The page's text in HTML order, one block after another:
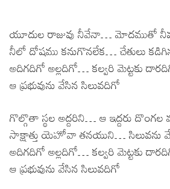
యూదుల రాజువు నీవేనా… మోదముతో
నీలో దోషము కనుగొనలేక… చేతులు
అదిగదిగో అల్లదిగో… కల్వరి మెట్టకు
ఆ ప్రభువును వేసిన సిలువదిగో
గొల్గొతా స్థల అద్దరిని… ఆ ఇద్దరు దొంగల
సాక్షాత్తు యెహోవా తనయుని… సిలువను
అదిగదిగో అల్లదిగో… కల్వరి మెట్టకు
ఆ ప్రభువును వేసిన సిలువదిగో